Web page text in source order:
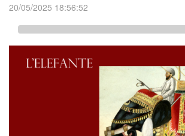
20/05/2025 18:56:52